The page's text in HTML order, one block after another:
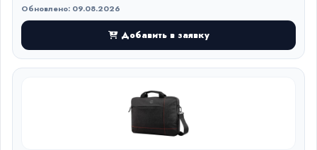
Обновлено: 09.08.2026
Добавить в заявку